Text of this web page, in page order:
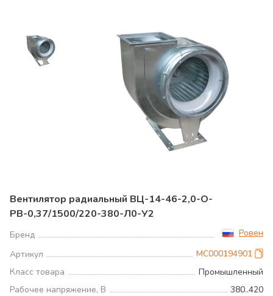
Вентилятор радиальный ВЦ-14-46-2,0-О-
РВ-0,37/1500/220-380-Л0-У2
Бренд
Ровен
Артикул
МС000194901
Класс товара
Промышленный
Рабочее напряжение, В
380..420